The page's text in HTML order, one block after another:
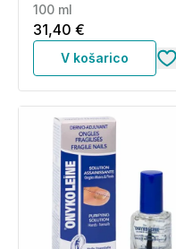
100 ml
31,40 €
V košarico